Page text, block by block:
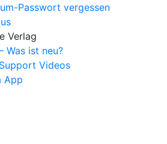
Passwort vergessen
Verlag
Was ist neu?
Videos
App